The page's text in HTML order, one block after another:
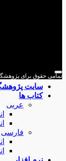
حقوق برای
سایت پژوهشگاه
کتاب ها
عربی
فارسی